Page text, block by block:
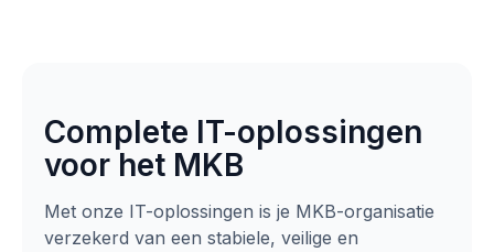
Complete IT-oplossingen
voor het MKB
Met onze IT-oplossingen is je MKB-organisatie
verzekerd van een stabiele, veilige en